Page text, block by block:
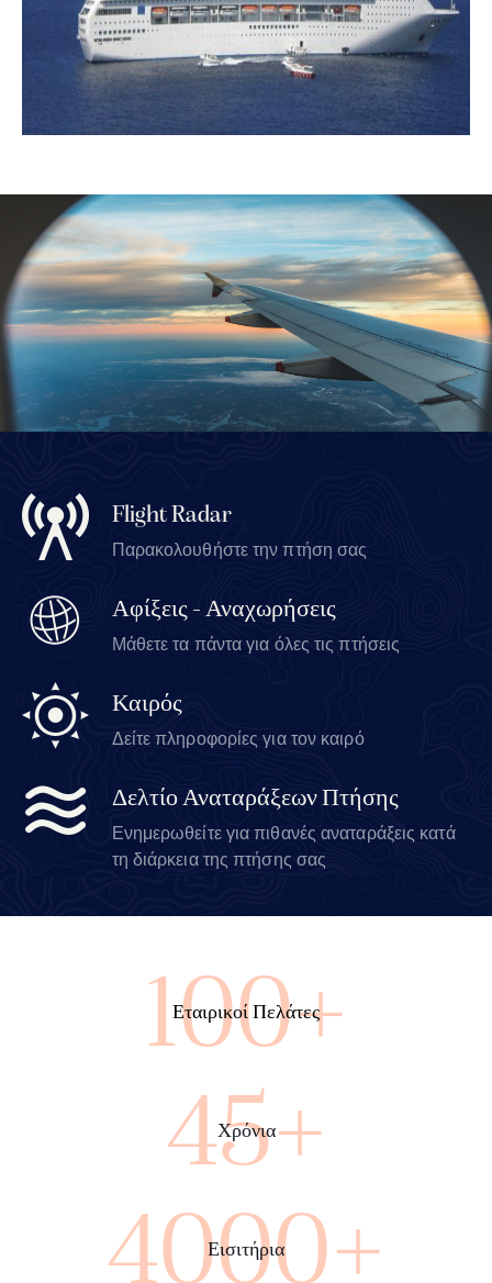
Flight Radar
Παρακολουθήστε την πτήση σας
Αφίξεις - Αναχωρήσεις
Μάθετε τα πάντα για όλες τις πτήσεις
Καιρός
Δείτε πληροφορίες για τον καιρό
Δελτίο Αναταράξεων Πτήσης
Ενημερωθείτε για πιθανές αναταράξεις κατά
τη διάρκεια της πτήσης σας
100+
Εταιρικοί Πελάτες
45+
Χρόνια
4000+
Εισιτήρια